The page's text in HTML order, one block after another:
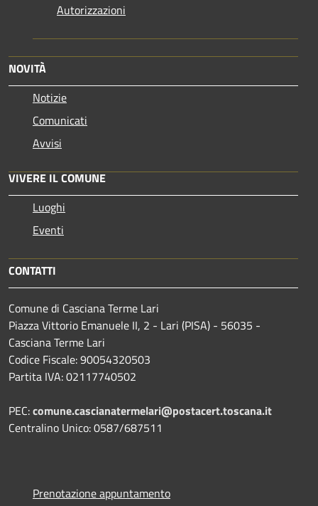
Autorizzazioni
NOVITÀ
Notizie
Comunicati
Avvisi
VIVERE IL COMUNE
Luoghi
Eventi
CONTATTI
Comune di Casciana Terme Lari
Piazza Vittorio Emanuele II, 2 - Lari (PISA) - 56035 -
Casciana Terme Lari
Codice Fiscale: 90054320503
Partita IVA: 02117740502
PEC:comune.cascianatermelari@postacert.toscana.it
Centralino Unico: 0587/687511
Prenotazione appuntamento